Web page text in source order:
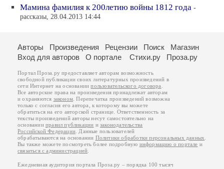
Мамина фамилия к 200летию войны 1812 года -
рассказы, 28.04.2013 14:44
Авторы Произведения Рецензии Поиск
Магазин
Вход для авторов
О портале Стихи.ру Проза.ру
Портал Проза.ру предоставляет авторам возможность
свободной публикации своих литературных произведений в
сети Интернет на основаниипользовательского договора
Все авторские права на произведения принадлежат авторам
и охраняются законом . Перепечатка произведений возможна
только с согласия его автора, к которому вы можете
обратиться на его авторской странице. Ответственность за
тексты произведений авторы несут самостоятельно на
основанииправил публикации изаконодательства
Российской Федерации . Данные пользователей
обрабатываются на основании Политики обработки персональных данных
Вы также можете посмотреть более подробную информацию о портале и
связаться с администрацией
Ежедневная аудитория портала Проза.ру – порядка 100 тысяч